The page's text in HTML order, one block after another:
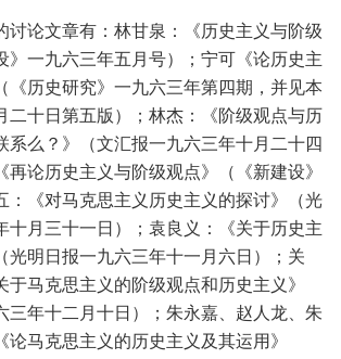
讨论文章有：林甘泉：《历史主义与阶级
》一九六三年五月号）；宁可《论历史主
《历史研究》一九六三年第四期，并见本
二十日第五版）；林杰：《阶级观点与历
系么？》（文汇报一九六三年十月二十四
再论历史主义与阶级观点》（《新建设》
：《对马克思主义历史主义的探讨》（光
十月三十一日）；袁良义：《关于历史主
光明日报一九六三年十一月六日）；关
于马克思主义的阶级观点和历史主义》
三年十二月十日）；朱永嘉、赵人龙、朱
论马克思主义的历史主义及其运用》